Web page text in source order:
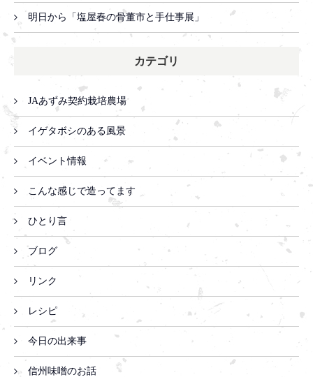
明日から「塩屋春の骨董市と手仕事展」
カテゴリ
JAあずみ契約栽培農場
イゲタボシのある風景
イベント情報
こんな感じで造ってます
ひとり言
ブログ
リンク
レシピ
今日の出来事
信州味噌のお話